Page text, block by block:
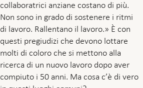
collaboratrici anziane costano di più.
Non sono in grado di sostenere i ritmi
di lavoro. Rallentano il lavoro.» È con
questi pregiudizi che devono lottare
molti di coloro che si mettono alla
ricerca di un nuovo lavoro dopo aver
compiuto i 50 anni. Ma cosa c’è di vero